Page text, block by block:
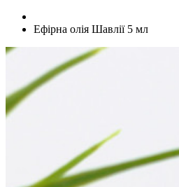
Ефірна олія Шавлії 5 мл